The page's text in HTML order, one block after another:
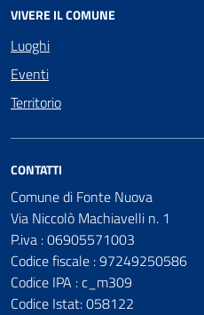
VIVERE IL COMUNE
Luoghi
Eventi
Territorio
CONTATTI
Comune di Fonte Nuova
Via Niccolò Machiavelli n. 1
P.iva : 06905571003
Codice fiscale : 97249250586
Codice IPA : c_m309
Codice Istat: 058122